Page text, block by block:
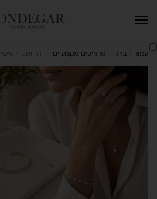
עמוד הבית מדריכים מקצועיים החותם האישי שלך: